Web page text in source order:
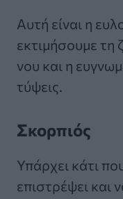
Αυτή είναι η
εκτιμήσουμε
νου και η
τύψεις.
Σκορπιός
Υπάρχει κάτι
επιστρέψει και